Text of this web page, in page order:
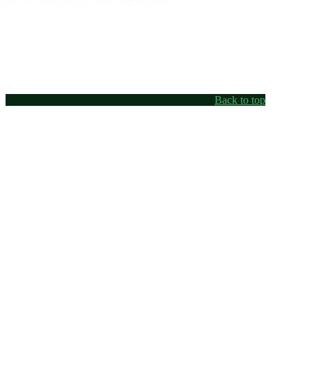
Back to top